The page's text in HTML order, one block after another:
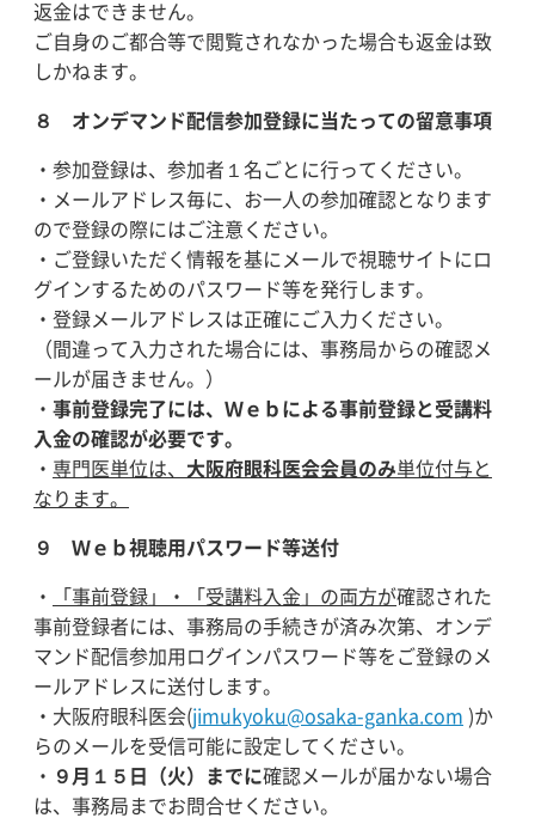
返金はできません。
ご自身のご都合等で閲覧されなかった場合も返金は致
しかねます。
８ オンデマンド配信参加登録に当たっての留意事項
・参加登録は、参加者１名ごとに行ってください。
・メールアドレス毎に、お一人の参加確認となります
ので登録の際にはご注意ください。
・ご登録いただく情報を基にメールで視聴サイトにロ
グインするためのパスワード等を発行します。
・登録メールアドレスは正確にご入力ください。
（間違って入力された場合には、事務局からの確認メ
ールが届きません。）
・ 事前登録完了には、Ｗｅｂによる事前登録と受講料
入金の確認が必要です。
・ 専門医単位は、 大阪府眼科医会会員のみ単位付与と
なります。
９ Ｗｅｂ視聴用パスワード等送付
・ 「事前登録」・「受講料入金」の両方が確認された
事前登録者には、事務局の手続きが済み次第、オンデ
マンド配信参加用ログインパスワード等をご登録のメ
ールアドレスに送付します。
・大阪府眼科医会(jimukyoku@osaka-ganka.com )か
らのメールを受信可能に設定してください。
・
９月１５日（火）までに確認メールが届かない場合
は、事務局までお問合せください。